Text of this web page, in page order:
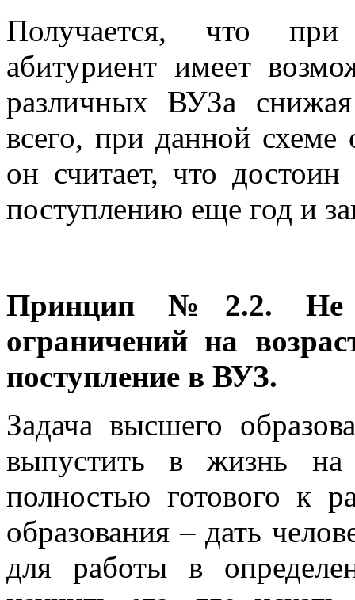
Получается, что
абитуриент имеет
различных ВУЗа
всего, при данной
он считает, что
поступлению еще год и
Принцип №2.2. Не
ограничений на
поступление в ВУЗ.
Задача высшего
выпустить в жизнь на
полностью готового к
образования – дать
для работы в